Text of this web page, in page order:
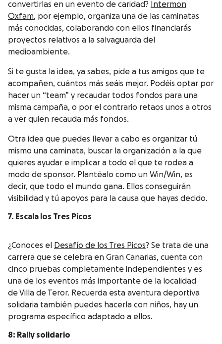
convertirlas en un evento de caridad?
Intermon
Oxfam, por ejemplo, organiza una de las caminatas
más conocidas, colaborando con ellos financiarás
proyectos relativos a la salvaguarda del
medioambiente.
Si te gusta la idea, ya sabes, pide a tus amigos que te
acompañen, cuántos más seáis mejor. Podéis optar por
hacer un “team” y recaudar todos fondos para una
misma campaña, o por el contrario retaos unos a otros
a ver quien recauda más fondos.
Otra idea que puedes llevar a cabo es organizar tú
mismo una caminata, buscar la organización a la que
quieres ayudar e implicar a todo el que te rodea a
modo de sponsor. Plantéalo como un Win/Win, es
decir, que todo el mundo gana. Ellos conseguirán
visibilidad y tú apoyos para la causa que hayas decido.
7. Escala los Tres Picos
¿Conoces el Desafío de los Tres Picos? Se trata de una
carrera que se celebra en Gran Canarias, cuenta con
cinco pruebas completamente independientes y es
una de los eventos más importante de la localidad
de Villa de Teror. Recuerda esta aventura deportiva
solidaria también puedes hacerla con niños, hay un
programa específico adaptado a ellos.
8: Rally solidario